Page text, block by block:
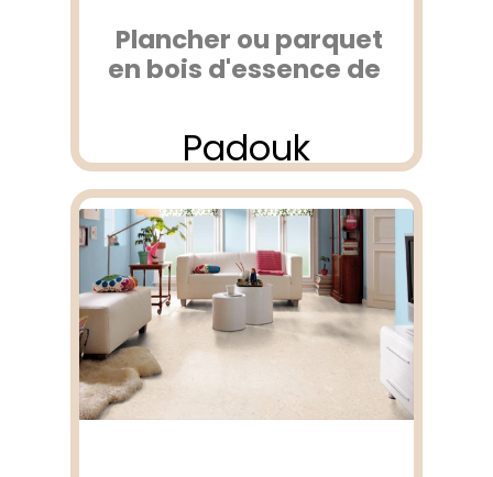
Plancher ou parquet
en bois d'essence de
Padouk